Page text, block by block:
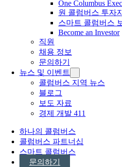
One Columbus
원 콜럼버스 투자
스마트 콜럼버스
Become an Investor
직원
채용 정보
문의하기
뉴스 및 이벤트
콜럼버스 지역 뉴스
블로그
보도 자료
경제 개발 411
하나의 콜럼버스
콜럼버스 파트너십
스마트 콜럼버스
문의하기